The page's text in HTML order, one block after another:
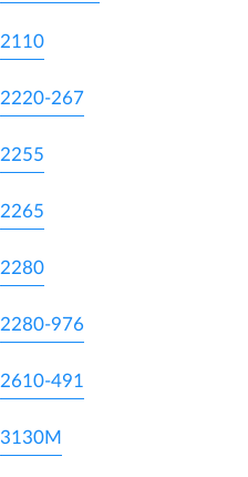
2110
2220-267
2255
2265
2280
2280-976
2610-491
3130M